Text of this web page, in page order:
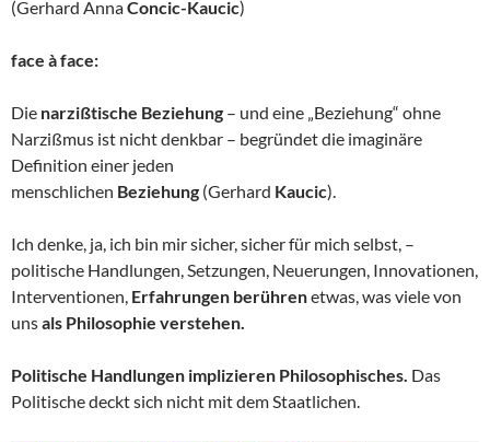
(Gerhard AnnaConcic-Kaucic)
face à face:
Die narzißtische Beziehung – und eine „Beziehung“ ohne
Narzißmus ist nicht denkbar – begründet die imaginäre
Definition einer jeden
menschlichen Beziehung (Gerhard Kaucic).
Ich denke, ja, ich bin mir sicher, sicher für mich selbst, –
politische Handlungen, Setzungen, Neuerungen, Innovationen,
Interventionen, Erfahrungen berührenetwas, was viele von
unsals Philosophie verstehen.
Politische Handlungen implizieren Philosophisches. Das
Politische deckt sich nicht mit dem Staatlichen.